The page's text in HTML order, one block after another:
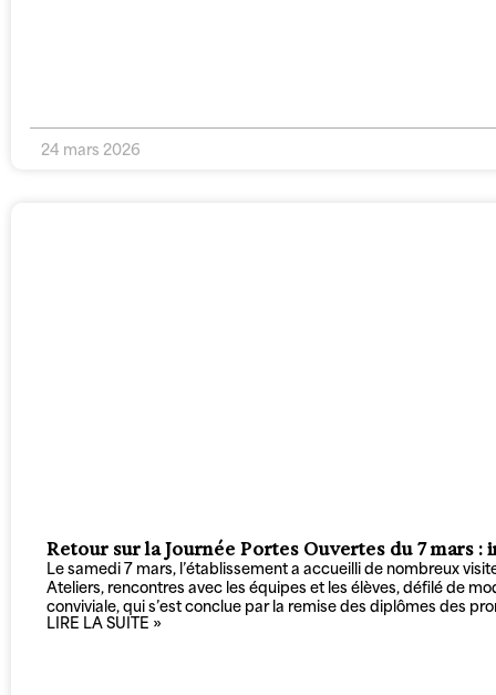
24 mars 2026
Retour sur la Journée Portes Ouvertes du 7 mars
Le samedi 7 mars, l’établissement a accueilli de nombreux
Ateliers, rencontres avec les équipes et les élèves, défilé de
conviviale, qui s’est conclue par la remise des diplômes des
LIRE LA SUITE »